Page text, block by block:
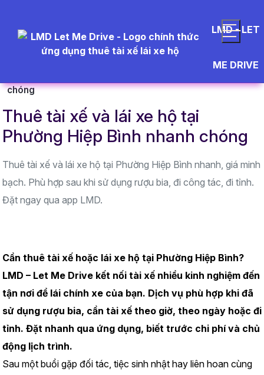
LMD - LET
ME DRIVE
chóng
Thuê tài xế và lái xe hộ tại
Phường Hiệp Bình nhanh chóng
Thuê tài xế và lái xe hộ tại Phường Hiệp Bình nhanh, giá minh
bạch. Phù hợp sau khi sử dụng rượu bia, đi công tác, đi tỉnh.
Đặt ngay qua app LMD.
Cần thuê tài xế hoặc lái xe hộ tại Phường Hiệp Bình?
LMD – Let Me Drive kết nối tài xế nhiều kinh nghiệm đến
tận nơi để lái chính xe của bạn. Dịch vụ phù hợp khi đã
sử dụng rượu bia, cần tài xế theo giờ, theo ngày hoặc đi
tỉnh. Đặt nhanh qua ứng dụng, biết trước chi phí và chủ
động lịch trình.
Sau một buổi gặp đối tác, tiệc sinh nhật hay liên hoan cùng